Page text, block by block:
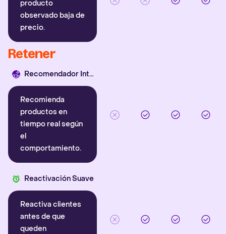
producto
observado baja de
precio.
Retener
Recomendador Inteligente
Recomienda
productos en
tiempo real según
el
comportamiento.
Reactivación Suave
Reactiva clientes
antes de que
queden